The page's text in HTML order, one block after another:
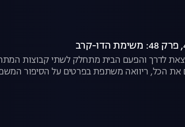
לדרך והפעם הבית מתחלק לשתי קבוצות
את הכל, ריוואה משתפת בפרטים על הסיפור
| האח הגדול, לצפייה ישירה